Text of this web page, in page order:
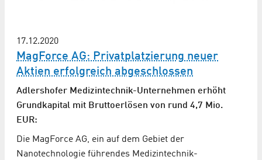
17.12.2020
MagForce AG: Privatplatzierung neuer
Aktien erfolgreich abgeschlossen
Adlershofer Medizintechnik-Unternehmen erhöht
Grundkapital mit Bruttoerlösen von rund 4,7 Mio.
EUR:
Die MagForce AG, ein auf dem Gebiet der
Nanotechnologie führendes Medizintechnik-